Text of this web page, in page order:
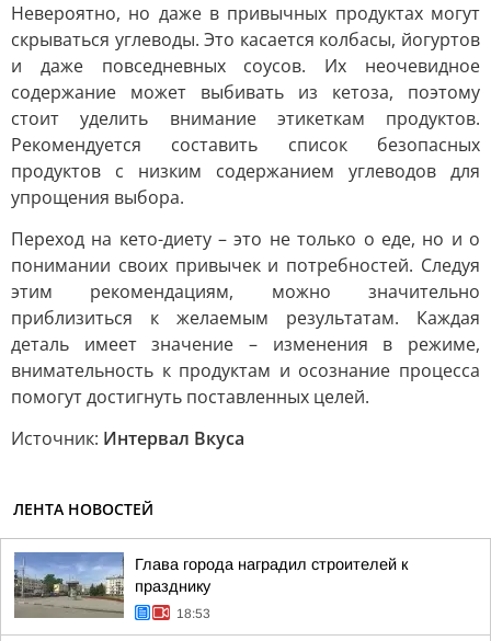
Невероятно, но даже в привычных продуктах могут
скрываться углеводы. Это касается колбасы, йогуртов
и даже повседневных соусов. Их неочевидное
содержание может выбивать из кетоза, поэтому
стоит уделить внимание этикеткам продуктов.
Рекомендуется составить список безопасных
продуктов с низким содержанием углеводов для
упрощения выбора.
Переход на кето-диету – это не только о еде, но и о
понимании своих привычек и потребностей. Следуя
этим рекомендациям, можно значительно
приблизиться к желаемым результатам. Каждая
деталь имеет значение – изменения в режиме,
внимательность к продуктам и осознание процесса
помогут достигнуть поставленных целей.
Источник: Интервал Вкуса
ЛЕНТА НОВОСТЕЙ
Глава города наградил строителей к
празднику
18:53